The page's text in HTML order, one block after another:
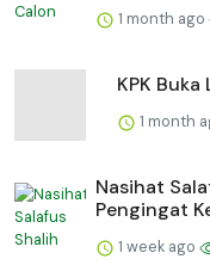
1 month ago
KPK
1 month
Nasihat
Pengingat
1 week ago